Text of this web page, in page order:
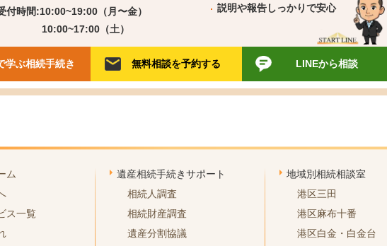
付時間:10:00~19:00（月〜金）
10:00~17:00（土）
説明や報告しっかりで安心
学ぶ相続手続き 無料相談を予約する LINEから相談
ム
ス一覧
遺産相続手続きサポート
相続人調査
相続財産調査
遺産分割協議
地域別相続相談室
港区三田
港区麻布十番
港区白金・白金台